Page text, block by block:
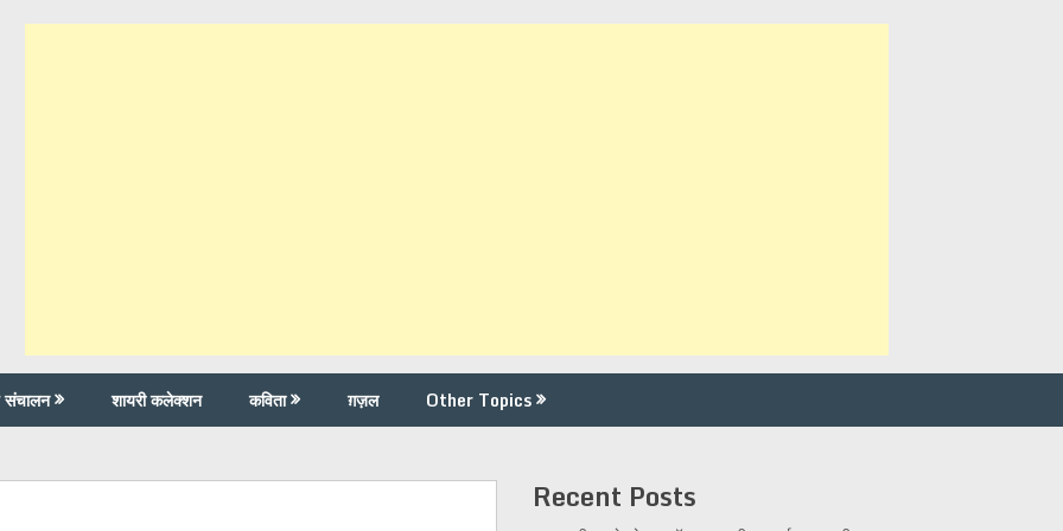
शायरी कलेक्शन कविता ग़ज़ल Other Topics
Recent Posts